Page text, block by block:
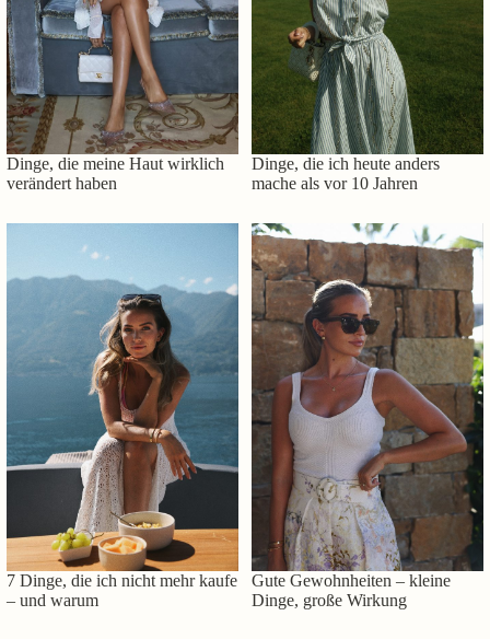
Dinge, die meine Haut wirklich
verändert haben
Dinge, die ich heute anders
mache als vor 10 Jahren
7 Dinge, die ich nicht mehr kaufe
– und warum
Gute Gewohnheiten – kleine
Dinge, große Wirkung